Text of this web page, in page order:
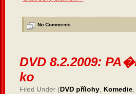
No Comments
DVD 8.2.2009:
ko
Filed Under (DVD přílohy Komedie